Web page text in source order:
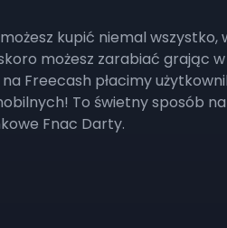
kupić niemal
możesz zarabiać grając
na Freecash płacimy
To świetny sposób
Fnac Darty.